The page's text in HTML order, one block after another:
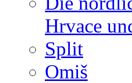
Hrvace
Split
Omiš